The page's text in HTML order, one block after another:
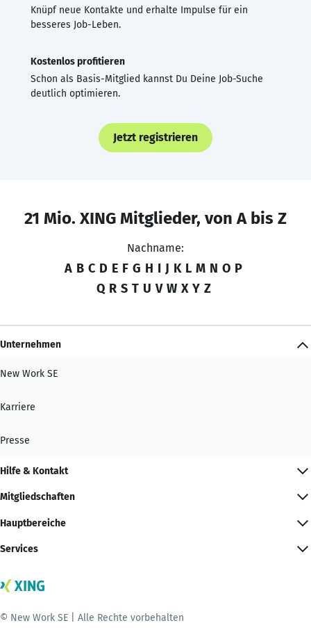
Knüpf neue Kontakte und erhalte Impulse für ein
besseres Job-Leben.
Kostenlos profitieren
Schon als Basis-Mitglied kannst Du Deine Job-Suche
deutlich optimieren.
Jetzt registrieren
21 Mio. XING Mitglieder, von A bis Z
Nachname:
A B C D E F G H I J K L M N O P
Q R S T U V W X Y Z
Unternehmen
New Work SE
Karriere
Presse
Hilfe & Kontakt
Mitgliedschaften
Hauptbereiche
Services
© New Work SE | Alle Rechte vorbehalten